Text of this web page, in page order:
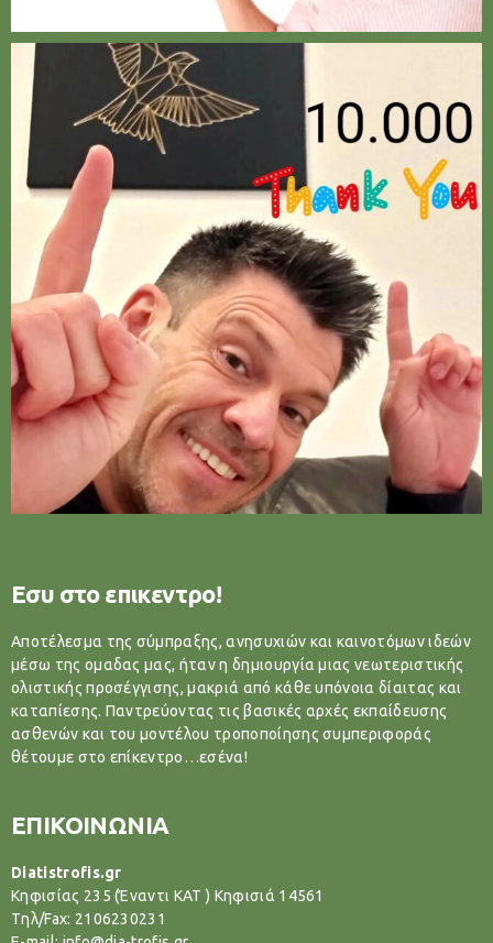
Εσυ στο επικεντρο!
Αποτέλεσμα της σύμπραξης, ανησυχιών και καινοτόμων ιδεών
μέσω της ομαδας μας, ήταν η δημιουργία μιας νεωτεριστικής
ολιστικής προσέγγισης, μακριά από κάθε υπόνοια δίαιτας και
καταπίεσης. Παντρεύοντας τις βασικές αρχές εκπαίδευσης
ασθενών και του μοντέλου τροποποίησης συμπεριφοράς
θέτουμε στο επίκεντρο…εσένα!
ΕΠΙΚΟΙΝΩΝΙΑ
Diatistrofis.gr
Κηφισίας 235 (Έναντι ΚΑΤ ) Κηφισιά 14561
Tηλ/Fax: 2106230231